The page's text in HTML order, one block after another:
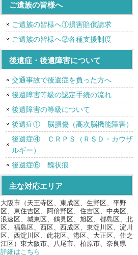
ご遺族の皆様へ
ご遺族の皆様へ①損害賠償請求
ご遺族の皆様へ②各種支援制度
後遺症・後遺障害について
交通事故で後遺症を負った方へ
後遺障害等級の認定手続の流れ
後遺障害の等級について
後遺症① 脳損傷（高次脳機能障害）
後遺症④ ＣＲＰＳ（ＲＳＤ・カウザ
ルギー）
後遺症⑥ 醜状痕
主な対応エリア
大阪市（天王寺区、東成区、生野区、平野
区、東住吉区、阿倍野区、住吉区、中央区、
浪速区、城東区、鶴見区、旭区、都島区、北
区、福島区、西区、西成区、東淀川区、淀川
区、西淀川区、此花区、港区、大正区、住之
江区）東大阪市、八尾市、柏原市、奈良県
詳細はこちら